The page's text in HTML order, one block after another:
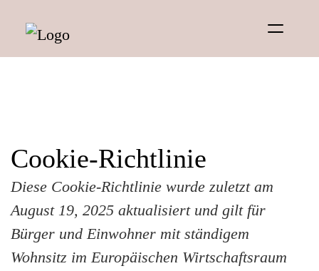
Cookie-Richtlinie
Diese Cookie-Richtlinie wurde zuletzt am
August 19, 2025 aktualisiert und gilt für
Bürger und Einwohner mit ständigem
Wohnsitz im Europäischen Wirtschaftsraum